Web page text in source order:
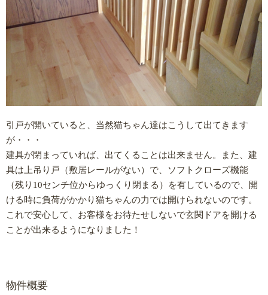
引戸が開いていると、当然猫ちゃん達はこうして出てきます
が・・・
建具が閉まっていれば、出てくることは出来ません。また、建
具は上吊り戸（敷居レールがない）で、ソフトクローズ機能
（残り10センチ位からゆっくり閉まる）を有しているので、開
ける時に負荷がかかり猫ちゃんの力では開けられないのです。
これで安心して、お客様をお待たせしないで玄関ドアを開ける
ことが出来るようになりました！
物件概要